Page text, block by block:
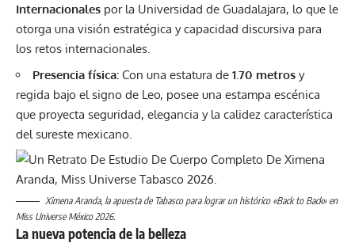
Internacionales por la Universidad de Guadalajara, lo que le
otorga una visión estratégica y capacidad discursiva para
los retos internacionales.
Presencia física: Con una estatura de 1.70 metros y
regida bajo el signo de Leo, posee una estampa escénica
que proyecta seguridad, elegancia y la calidez característica
del sureste mexicano.
Ximena Aranda, la apuesta de Tabasco para lograr un histórico «Back to Back» en
Miss Universe México 2026.
La nueva potencia de la belleza